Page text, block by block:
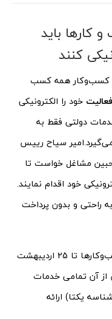
و کارها باید
کنند
کسب‌وکار همه کسب
خود را الکترونیکی
دولتی فقط به
امیر سیاح رییس
مشاغل خواست تا
خود اقدام نمایند.
راحتی و بدون پرداخت
سیاح ادامه داد: «مطابق قانون همه کسب‌وکارها تا 25 اردیبهشت
از آن تمامی خدمات
یکتا) ارائه